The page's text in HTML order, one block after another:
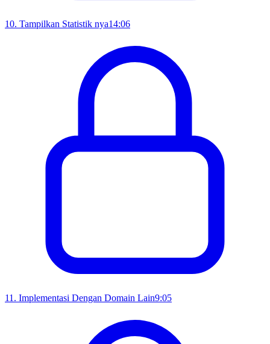
10. Tampilkan Statistik nya14:06
11 . Implementasi Dengan Domain Lain9:05